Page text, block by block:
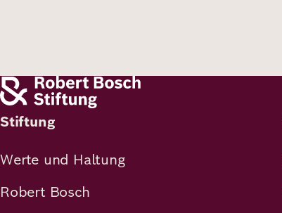
Stiftung
Werte und Haltung
Robert Bosch